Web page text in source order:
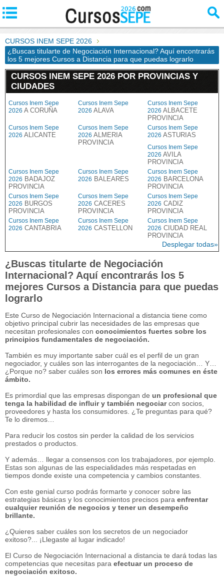
CURSOS INEM SEPE 2026
¿Buscas titularte de Negociación Internacional? Aquí encontrarás
los 5 mejores Cursos a Distancia para que puedas lograrlo
CURSOS INEM SEPE 2026 POR PROVINCIAS Y
CIUDADES
Cursos Inem Sepe
2026 A CORUÑA
Cursos Inem Sepe
2026 ALAVA
Cursos Inem Sepe
2026 ALBACETE
PROVINCIA
Cursos Inem Sepe
2026 ALICANTE
Cursos Inem Sepe
2026 ALMERIA
PROVINCIA
Cursos Inem Sepe
2026 ASTURIAS
Cursos Inem Sepe
2026 AVILA
PROVINCIA
Cursos Inem Sepe
2026 BADAJOZ
PROVINCIA
Cursos Inem Sepe
2026 BALEARES
Cursos Inem Sepe
2026 BARCELONA
PROVINCIA
Cursos Inem Sepe
2026 BURGOS
PROVINCIA
Cursos Inem Sepe
2026 CACERES
PROVINCIA
Cursos Inem Sepe
2026 CADIZ
PROVINCIA
Cursos Inem Sepe
2026 CANTABRIA
Cursos Inem Sepe
2026 CASTELLON
Cursos Inem Sepe
2026 CIUDAD REAL
PROVINCIA
Desplegar todas»
¿Buscas titularte de Negociación
Internacional? Aquí encontrarás los 5
mejores Cursos a Distancia para que puedas
lograrlo
Este Curso de Negociación Internacional a distancia tiene como
objetivo principal cubrir las necesidades de las empresas que
necesitan profesionales con conocimientos fuertes sobre los
principios fundamentales de negociación.
También es muy importante saber cuál es el perfil de un gran
negociador, y cuáles son las interrogantes de la negociación… Y…
¿Porque no? saber cuáles son los errores más comunes en éste
ámbito.
Es primordial que las empresas dispongan de un profesional que
tenga la habilidad de influir y también negociarcon socios,
proveedores y hasta los consumidores. ¿Te preguntas para qué?
Te lo diremos…
Para reducir los costos sin perder la calidad de los servicios
prestados o productos.
Y además… llegar a consensos con los trabajadores, por ejemplo.
Estas son algunas de las especialidades más respetadas en
tiempos donde existe una competencia y cambios constantes.
Con este genial curso podrás formarte y conocer sobre las
estrategias básicas y los conocimientos precisos para enfrentar
cualquier reunión de negocios y tener un desempeño
brillante.
¿Quieres saber cuáles son los secretos de un negociador
exitoso?... ¡Llegaste al lugar indicado!
El Curso de Negociación Internacional a distancia te dará todas las
competencias que necesitas para efectuar un proceso de
negociación exitoso.